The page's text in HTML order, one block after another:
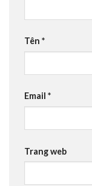
Tên *
Email *
Trang web